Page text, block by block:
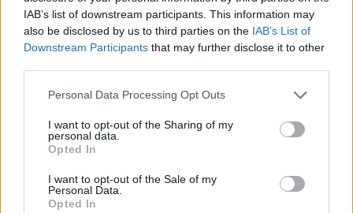
IAB’s list of downstream participants. This information may
also be disclosed by us to third parties on the IAB’s List of
Downstream Participants that may further disclose it to other
Please note that this website/app uses one or more Google
not limited to your visit or usage behaviour. You may click to
grant or deny consent to Google and its third-party tags to
use your data for below specified purposes in below Google
consent section.
Personal Data Processing Opt Outs
I want to opt-out of the Sharing of my
personal data.
Opted In
I want to opt-out of the Sale of my
Personal Data.
Opted In
Ερευνητές του MIT ισχυρίζονται ότι έχουν